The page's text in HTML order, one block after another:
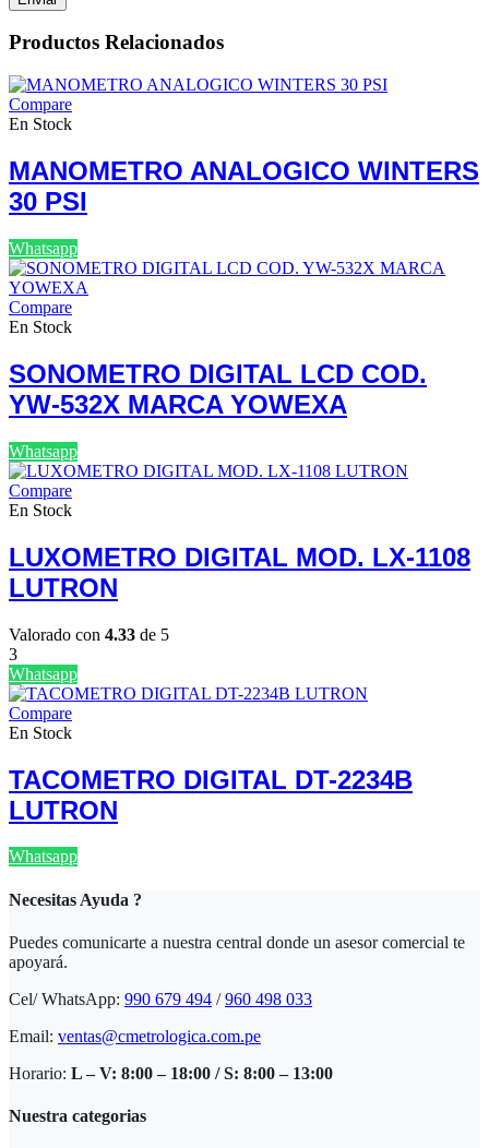
Productos Relacionados
Compare
En Stock
MANOMETRO ANALOGICO WINTERS
30 PSI
Whatsapp
Compare
En Stock
SONOMETRO DIGITAL LCD COD.
YW-532X MARCA YOWEXA
Whatsapp
Compare
En Stock
LUXOMETRO DIGITAL MOD. LX-1108
LUTRON
Valorado con 4.33 de 5
3
Whatsapp
Compare
En Stock
TACOMETRO DIGITAL DT-2234B
LUTRON
Whatsapp
Necesitas Ayuda ?
Puedes comunicarte a nuestra central donde un asesor comercial te
apoyará.
Cel/ WhatsApp: 990 679 494 /960 498 033
Email: ventas@cmetrologica.com.pe
Horario: L – V: 8:00 – 18:00 / S: 8:00 – 13:00
Nuestra categorias